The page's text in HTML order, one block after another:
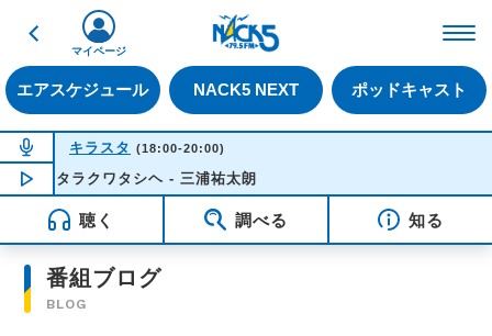
戻る
エアスケジュール NACK5 NEXT ポッドキャスト
マイページ
NOW ON AIR
キラスタ (18:00-20:00)
NOW PLAYING 18:18
ハタラクワタシヘ - 三浦祐太朗
聴く 調べる 知る
番組ブログ
BLOG